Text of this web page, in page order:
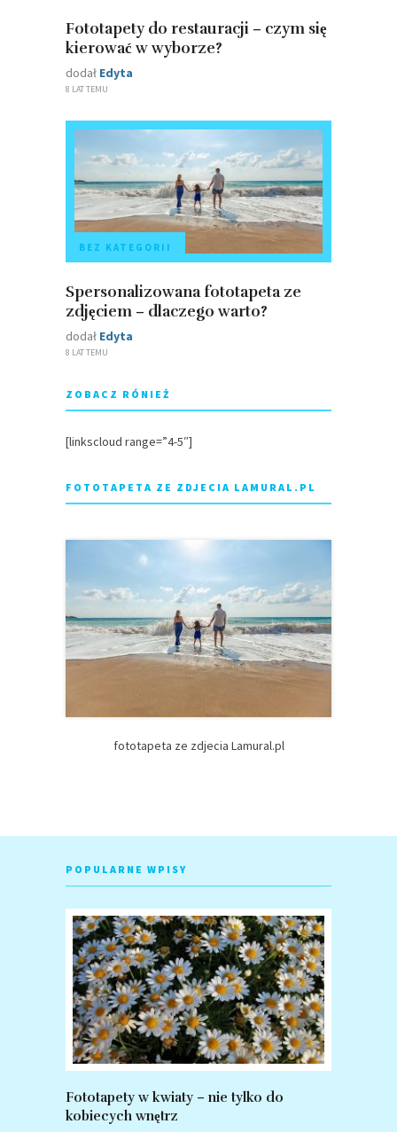
Fototapety do restauracji – czym się
kierować w wyborze?
dodał Edyta
8 LAT TEMU
BEZ KATEGORII
Spersonalizowana fototapeta ze
zdjęciem – dlaczego warto?
dodał Edyta
8 LAT TEMU
ZOBACZ RÓNIEŻ
[linkscloud range=”4-5″]
FOTOTAPETA ZE ZDJECIA LAMURAL.PL
fototapeta ze zdjecia Lamural.pl
POPULARNE WPISY
Fototapety w kwiaty – nie tylko do
kobiecych wnętrz